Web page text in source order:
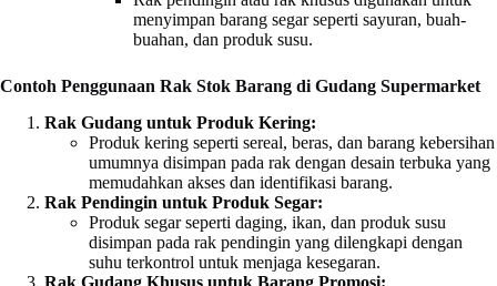
menyimpan barang segar seperti sayuran, buah-
buahan, dan produk susu.
Contoh Penggunaan Rak Stok Barang di Gudang Supermarket
Rak Gudang untuk Produk Kering:
Produk kering seperti sereal, beras, dan barang kebersihan
umumnya disimpan pada rak dengan desain terbuka yang
memudahkan akses dan identifikasi barang.
Rak Pendingin untuk Produk Segar:
Produk segar seperti daging, ikan, dan produk susu
disimpan pada rak pendingin yang dilengkapi dengan
suhu terkontrol untuk menjaga kesegaran.
Rak Gudang Khusus untuk Barang Promosi: